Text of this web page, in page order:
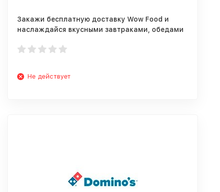
Закажи бесплатную доставку Wow Food и
наслаждайся вкусными завтраками, обедами
Не действует